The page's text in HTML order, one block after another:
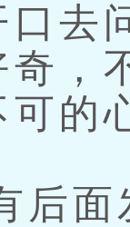
口
奇，
可的
面